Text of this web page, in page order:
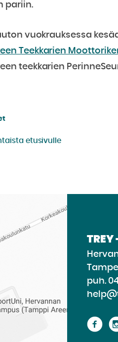
pariin.
vuokrauksessa
Teekkarien
teekkarien
etusivulle
puh.